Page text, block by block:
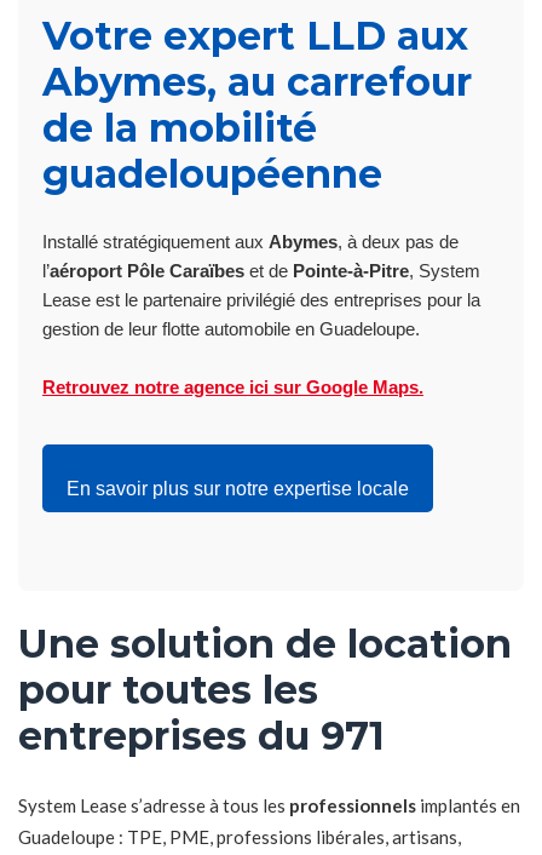
Votre expert LLD aux
Abymes, au carrefour
de la mobilité
guadeloupéenne
Installé stratégiquement aux Abymes, à deux pas de
l’aéroport Pôle Caraïbes et de Pointe-à-Pitre, System
Lease est le partenaire privilégié des entreprises pour la
gestion de leur flotte automobile en Guadeloupe.
Retrouvez notre agence ici sur Google Maps.
En savoir plus sur notre expertise locale
Une solution de location
pour toutes les
entreprises du 971
System Lease s’adresse à tous les professionnels implantés en
Guadeloupe : TPE, PME, professions libérales, artisans,